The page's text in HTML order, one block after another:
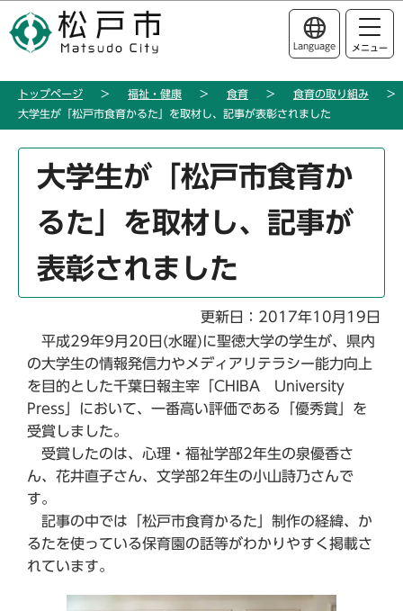
の
ー
このページの本文へ移動
Language メニュー
トップページ 福祉・健康 食育
食育の取り組み
大学生が「松戸市食育かるた」を取材し、記事が表彰されました
大学生が「松戸市食育か
るた」を取材し、記事が
表彰されました
更新日：2017年10月19日
平成29年9月20日(水曜)に聖徳大学の学生が、県内
の大学生の情報発信力やメディアリテラシー能力向上
を目的とした千葉日報主宰「CHIBA University
Press」において、一番高い評価である「優秀賞」を
受賞しました。
受賞したのは、心理・福祉学部2年生の泉優香さ
ん、花井直子さん、文学部2年生の小山詩乃さんで
す。
記事の中では「松戸市食育かるた」制作の経緯、か
るたを使っている保育園の話等がわかりやすく掲載さ
れています。